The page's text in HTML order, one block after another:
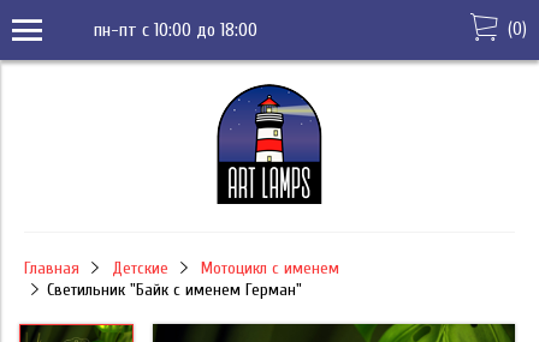
пн-пт с 10:00 до 18:00 (0)
Главная Детские
Мотоцикл с именем
Светильник "Байк с именем Герман"